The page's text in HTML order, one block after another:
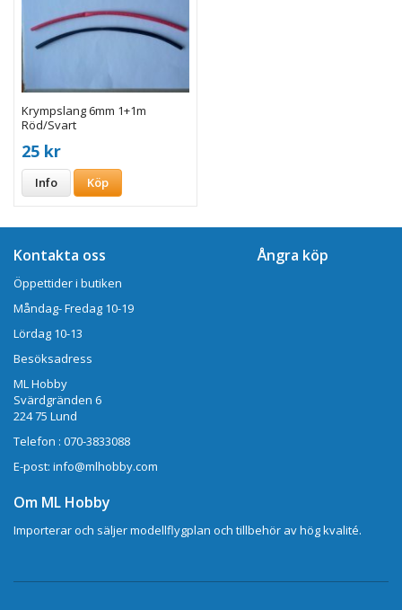
Krympslang 6mm 1+1m
Röd/Svart
25 kr
Info Köp
Kontakta oss
Öppettider i butiken
Måndag- Fredag 10-19
Lördag 10-13
Besöksadress
ML Hobby
Svärdgränden 6
224 75 Lund
Telefon : 070-3833088
E-post: info@mlhobby.com
Ångra köp
Om ML Hobby
Importerar och säljer modellflygplan och tillbehör av hög kvalité.